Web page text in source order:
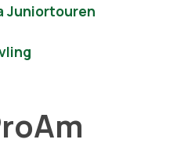
Juniortouren